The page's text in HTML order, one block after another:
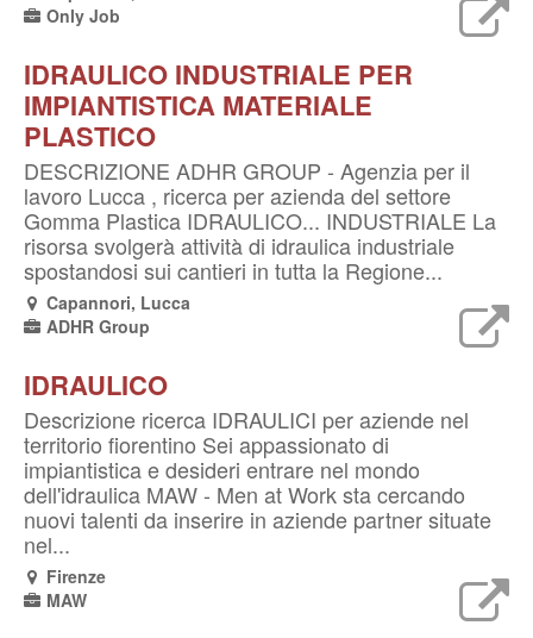
Only Job
IDRAULICO INDUSTRIALE PER
IMPIANTISTICA MATERIALE
PLASTICO
DESCRIZIONE ADHR GROUP - Agenzia per il
lavoro Lucca , ricerca per azienda del settore
Gomma Plastica IDRAULICO... INDUSTRIALE La
risorsa svolgerà attività di idraulica industriale
spostandosi sui cantieri in tutta la Regione...
Capannori, Lucca
ADHR Group
IDRAULICO
Descrizione ricerca IDRAULICI per aziende nel
territorio fiorentino Sei appassionato di
impiantistica e desideri entrare nel mondo
dell'idraulica MAW - Men at Work sta cercando
nuovi talenti da inserire in aziende partner situate
nel...
Firenze
MAW